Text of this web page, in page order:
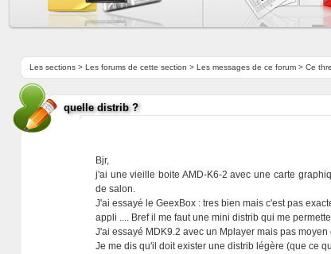
Les sections> Les forums de cette section > Les messages de ce forum> Ce
quelle distrib ?
Bjr,
j'ai une vieille boite AMD-K6-2 avec une carte
de salon.
J'ai essayé le GeexBox : tres bien mais c'est pas
appli .... Bref il me faut une mini distrib qui me
J'ai essayé MDK9.2 avec un Mplayer mais pas
Je me dis qu'il doit exister une distrib légère (que ce